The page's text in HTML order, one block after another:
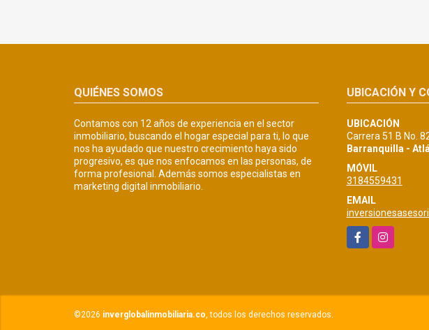
QUIÉNES SOMOS
Contamos con 12 años de experiencia en el sector
inmobiliario, buscando el hogar especial para ti, lo que
nos ha ayudado que nuestro crecimiento haya sido
progresivo, es que nos enfocamos en las personas, de
forma profesional. Además somos especialistas en
marketing digital inmobiliario.
UBICACIÓN Y
UBICACIÓN
Carrera 51 B No.
Barranquilla -
MÓVIL
3184559431
EMAIL
FacebookInstagram
©2026 inverglobalinmobiliaria.co, todos los derechos reservados.